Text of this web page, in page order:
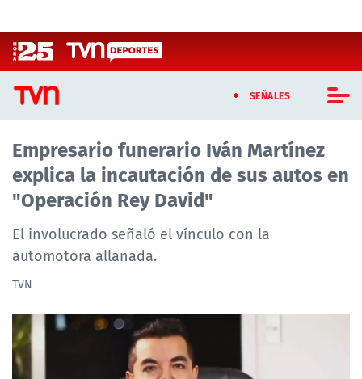
SEÑALES
CASTING MASTERCHEF CHILE
CASTING TVN VERTICAL
TVN VERTICAL
TVN PLAY
TELESERIES
Empresario funerario Iván Martínez
explica la incautación de sus autos en
"Operación Rey David"
El involucrado señaló el vínculo con la
automotora allanada.
TVN